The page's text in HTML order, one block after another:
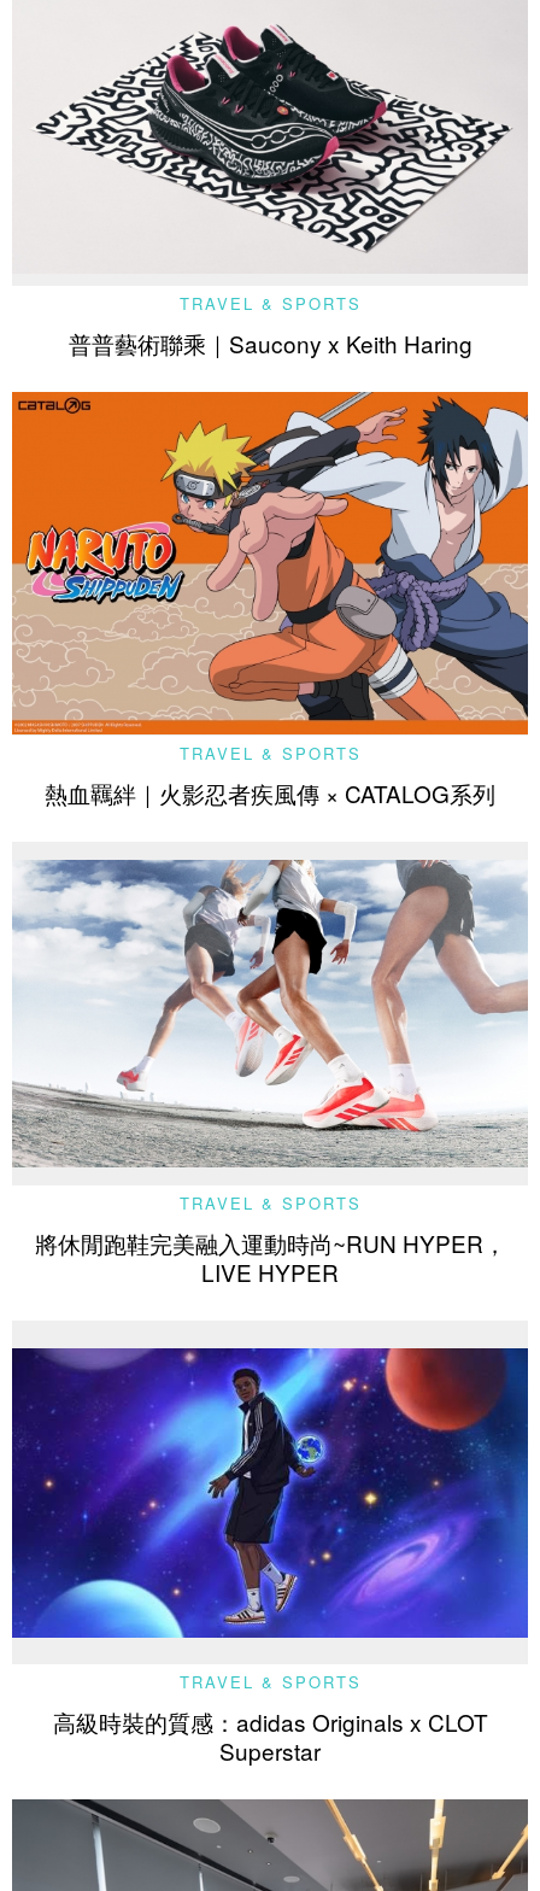
TRAVEL & SPORTS
普普藝術聯乘｜Saucony x Keith Haring
TRAVEL & SPORTS
熱血羈絆｜火影忍者疾風傳 × CATALOG系列
TRAVEL & SPORTS
將休閒跑鞋完美融入運動時尚~RUN HYPER，
LIVE HYPER
TRAVEL & SPORTS
高級時裝的質感：adidas Originals x CLOT
Superstar